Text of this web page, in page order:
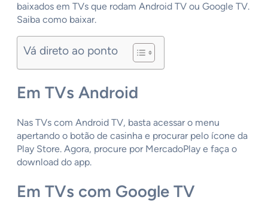
baixados em TVs que rodam Android TV ou Google TV.
Saiba como baixar.
Vá direto ao ponto
Em TVs Android
Nas TVs com Android TV, basta acessar o menu
apertando o botão de casinha e procurar pelo ícone da
Play Store. Agora, procure por MercadoPlay e faça o
download do app.
Em TVs com Google TV